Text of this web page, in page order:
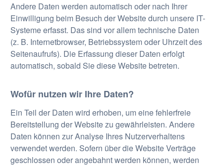
Andere Daten werden automatisch oder nach Ihrer
Einwilligung beim Besuch der Website durch unsere IT-
Systeme erfasst. Das sind vor allem technische Daten
(z. B. Internetbrowser, Betriebssystem oder Uhrzeit des
Seitenaufrufs). Die Erfassung dieser Daten erfolgt
automatisch, sobald Sie diese Website betreten.
Wofür nutzen wir Ihre Daten?
Ein Teil der Daten wird erhoben, um eine fehlerfreie
Bereitstellung der Website zu gewährleisten. Andere
Daten können zur Analyse Ihres Nutzerverhaltens
verwendet werden. Sofern über die Website Verträge
geschlossen oder angebahnt werden können, werden